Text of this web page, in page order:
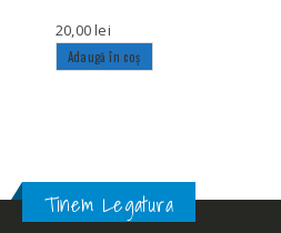
20,00lei
Adaugă în coș
Tinem Legatura